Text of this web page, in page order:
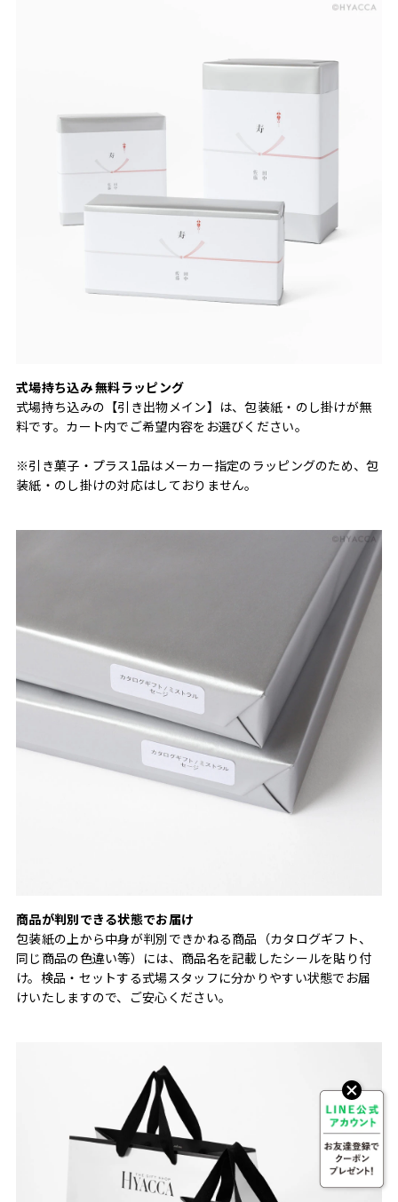
式場持ち込み 無料ラッピング
式場持ち込みの【引き出物メイン】は、包装紙・のし掛けが無
料です。カート内でご希望内容をお選びください。
※引き菓子・プラス1品はメーカー指定のラッピングのため、包
装紙・のし掛けの対応はしておりません。
商品が判別できる状態でお届け
包装紙の上から中身が判別できかねる商品（カタログギフト、
同じ商品の色違い等）には、商品名を記載したシールを貼り付
け。検品・セットする式場スタッフに分かりやすい状態でお届
けいたしますので、ご安心ください。